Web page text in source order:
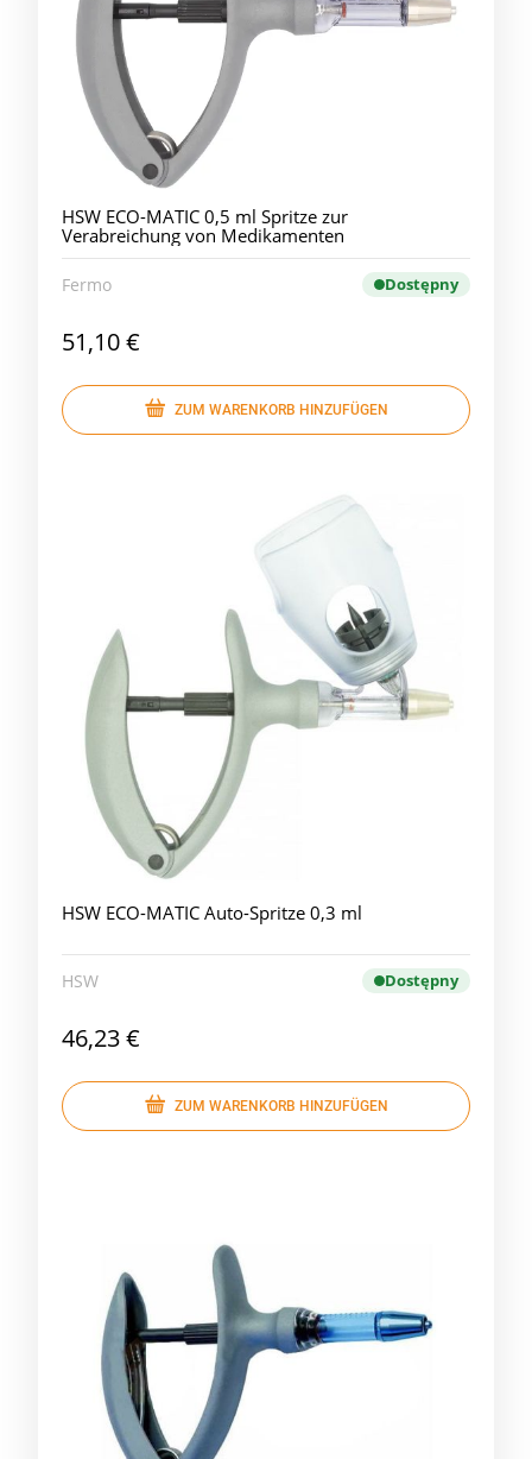
HSW ECO-MATIC 0,5 ml Spritze zur
Verabreichung von Medikamenten
Fermo Dostępny
51,10 €
ZUM WARENKORB HINZUFÜGEN
HSW ECO-MATIC Auto-Spritze 0,3 ml
HSW Dostępny
46,23 €
ZUM WARENKORB HINZUFÜGEN